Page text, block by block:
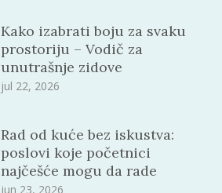
Kako izabrati boju za svaku
prostoriju – Vodič za
unutrašnje zidove
jul 22, 2026
Rad od kuće bez iskustva:
poslovi koje početnici
najčešće mogu da rade
jun 23, 2026